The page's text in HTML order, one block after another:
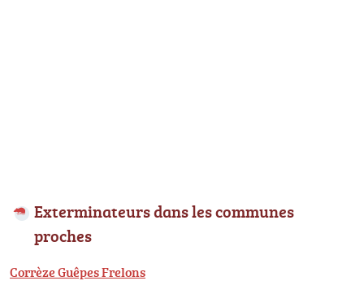
Exterminateurs dans les communes
proches
Corrèze Guêpes Frelons